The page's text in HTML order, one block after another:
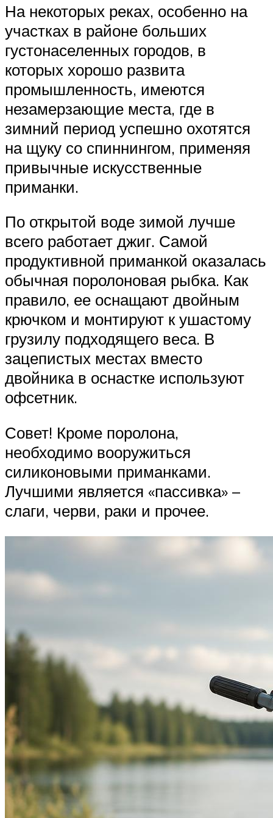
На некоторых реках, особенно на
участках в районе больших
густонаселенных городов, в
которых хорошо развита
промышленность, имеются
незамерзающие места, где в
зимний период успешно охотятся
на щуку со спиннингом, применяя
привычные искусственные
приманки.
По открытой воде зимой лучше
всего работает джиг. Самой
продуктивной приманкой оказалась
обычная поролоновая рыбка. Как
правило, ее оснащают двойным
крючком и монтируют к ушастому
грузилу подходящего веса. В
зацепистых местах вместо
двойника в оснастке используют
офсетник.
Совет! Кроме поролона,
необходимо вооружиться
силиконовыми приманками.
Лучшими является «пассивка» –
слаги, черви, раки и прочее.